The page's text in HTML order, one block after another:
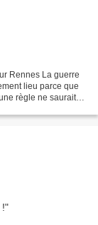
Rennes La guerre
lieu parce que
règle ne saurait